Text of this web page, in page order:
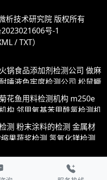
析技术研究院版权所有
号-1
/TXT）
锅食品添加剂检测公司 做麻
唾液色牢度检测公司 松鼠鳜
公司 间硝基苯甲酰肼检测公
公司 丁烷检测公司 硫酸银
剂检测公司 保温涂料检测公
甲酸检测公司金属镀膜检
测公司
水煮鱼用料检测公司
司
板材剪切检测公司 蔗糖苯
花鱼用料检测机构 m250e
构 邻甲氧基苯甲酰氯检测机
间甲酰基苯甲酸检测机构 果
酰肼检测机构锅炉气检测机
机构柠檬红茶添加剂检测机
汤用料检测机构
香辣牛蛙
测 粉末涂料的检测 金属材
果蔬浆检测 氢氧化镁检测
性能检测
间甲氧基苯甲酰氯
量检测 硫酸钠检测pet塑